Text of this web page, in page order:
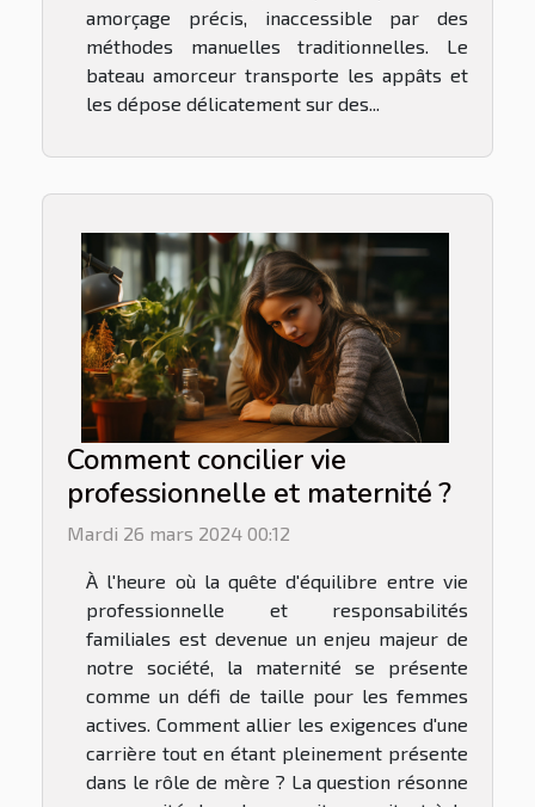
amorçage précis, inaccessible par des
méthodes manuelles traditionnelles. Le
bateau amorceur transporte les appâts et
les dépose délicatement sur des...
Comment concilier vie
professionnelle et maternité ?
Mardi 26 mars 2024 00:12
À l'heure où la quête d'équilibre entre vie
professionnelle et responsabilités
familiales est devenue un enjeu majeur de
notre société, la maternité se présente
comme un défi de taille pour les femmes
actives. Comment allier les exigences d'une
carrière tout en étant pleinement présente
dans le rôle de mère ? La question résonne